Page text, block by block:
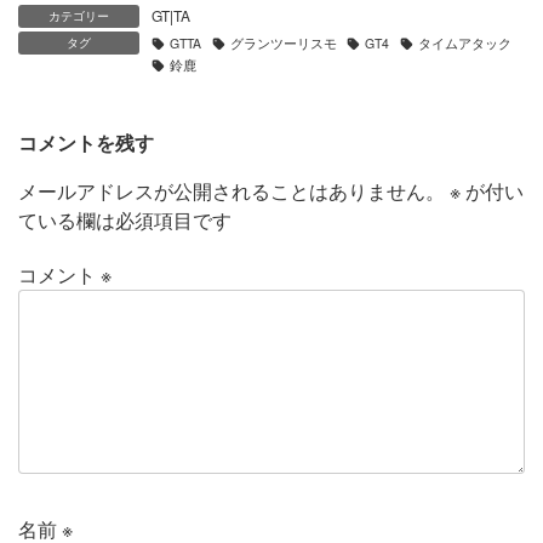
カテゴリー GT|TA
タグ GTTA グランツーリスモ GT4
タイムアタック
鈴鹿
コメントを残す
メールアドレスが公開されることはありません。
※ が付い
ている欄は必須項目です
コメント ※
名前※